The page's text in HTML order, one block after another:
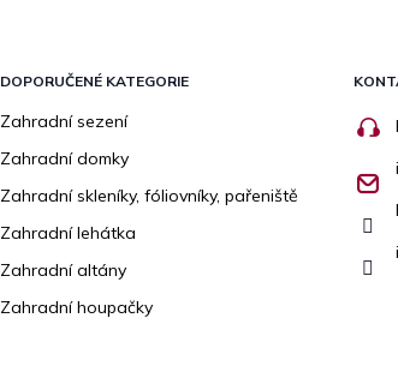
DOPORUČENÉ KATEGORIE
Zahradní sezení
Zahradní domky
Zahradní skleníky, fóliovníky, pařeniště
Zahradní lehátka
Zahradní altány
Zahradní houpačky